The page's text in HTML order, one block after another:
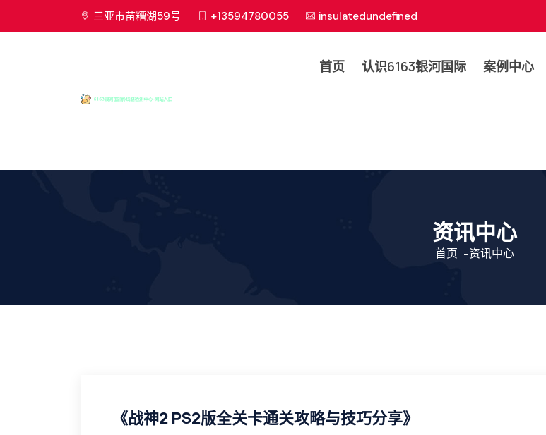
三亚市苗糟湖59号 +13594780055 insulatedundefined
首页 认识6163银河国际 案例中心
资讯中心
首页 -资讯中心
《战神2 PS2版全关卡通关攻略与技巧分享》